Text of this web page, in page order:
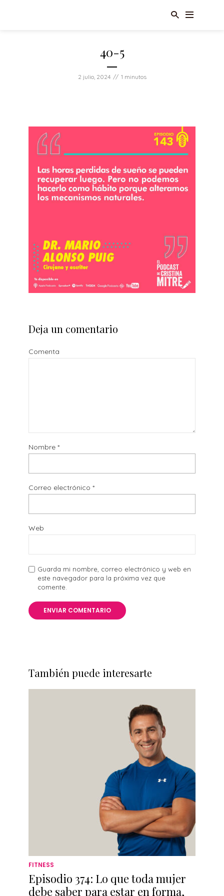
40-5
2 julio, 2024 1 minutos
Deja un comentario
Comenta
Nombre *
Correo electrónico *
Web
Guarda mi nombre, correo electrónico y web en
este navegador para la próxima vez que
comente.
También puede interesarte
FITNESS
Episodio 374: Lo que toda mujer
debe saber para estar en forma,